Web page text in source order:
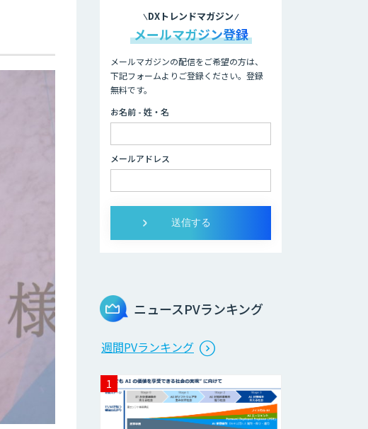
DXトレンドマガジン
メールマガジン登録
メールマガジンの配信をご希望の方は、
下記フォームよりご登録ください。登録
無料です。
お名前 - 姓・名
メールアドレス
ニュースPVランキング
週間PVランキング